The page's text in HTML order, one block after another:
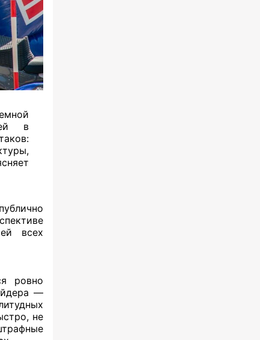
в
всех
ровно
—
не